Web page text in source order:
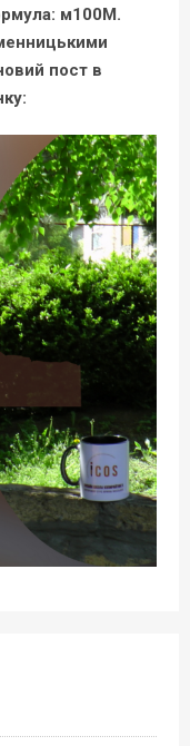
м100М.
пост в